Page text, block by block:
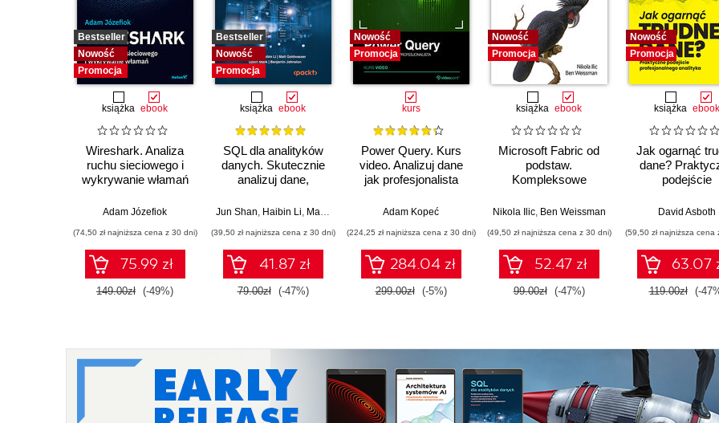
Bestseller
Nowość
Promocja
książka ebook
Wireshark. Analiza
ruchu sieciowego i
wykrywanie włamań
Adam Józefiok
(74,50 zł najniższa cena z 30 dni)
75.99 zł
149.00zł (-49%)
Bestseller
Nowość
Promocja
książka ebook
SQL dla analityków
danych. Skutecznie
analizuj dane,
wartościowe wnioski i
zaawansowany SQL
na potrzeby
praktycznych
zastosowań.
Wydanie IV
Jun Shan, Haibin Li, Matt Goldwasser ,Upom Malik, Benjamin Johnston
(39,50 zł najniższa cena z 30 dni)
41.87 zł
79.00zł (-47%)
Nowość
Promocja
kurs
Power Query. Kurs
video. Analizuj dane
jak profesjonalista
Adam Kopeć
(224,25 zł najniższa cena z 30 dni)
284.04 zł
299.00zł (-5%)
Nowość
Promocja
książka ebook
Microsoft Fabric od
podstaw.
Kompleksowe
nowoczesnej
Nikola Ilic, Ben Weissman
(49,50 zł najniższa cena z 30 dni)
52.47 zł
99.00zł (-47%)
Nowość
Promocja
książka ebook
Jak ogarnąć
dane?
podejście
analityka
David Asboth
(59,50 zł najniższa cena
63.07
119.00zł (-